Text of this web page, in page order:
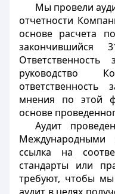
Мы провели
отчетности
основе расчета
закончившийся
руководство
ответственность
мнения по этой
основе
Аудит
Международными
ссылка на
стандарты или
требуют, чтобы